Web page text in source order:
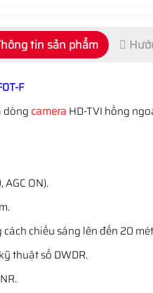
tin sản phẩm
F
dòng camera HD-TVI hồng
ON).
chiếu sáng lên đến 20
thuật số DWDR.